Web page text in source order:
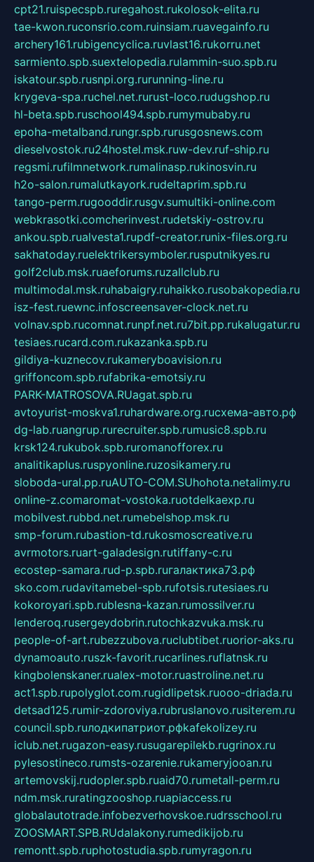
cpt21.ruispecspb.ruregahost.rukolosok-elita.ru
tae-kwon.ruconsrio.com.ruinsiam.ruavegainfo.ru
archery161.rubigencyclica.ruvlast16.rukorru.net
sarmiento.spb.suextelopedia.rulammin-suo.spb.ru
iskatour.spb.rusnpi.org.rurunning-line.ru
krygeva-spa.ruchel.net.rurust-loco.rudugshop.ru
hl-beta.spb.ruschool494.spb.rumymubaby.ru
epoha-metalband.rungr.spb.rurusgosnews.com
dieselvostok.ru24hostel.msk.ruw-dev.ruf-ship.ru
regsmi.rufilmnetwork.rumalinasp.rukinosvin.ru
h2o-salon.rumalutkayork.rudeltaprim.spb.ru
tango-perm.rugooddir.rusgv.sumultiki-online.com
webkrasotki.comcherinvest.rudetskiy-ostrov.ru
ankou.spb.rualvesta1.rupdf-creator.runix-files.org.ru
sakhatoday.ruelektrikersymboler.rusputnikyes.ru
golf2club.msk.ruaeforums.ruzallclub.ru
multimodal.msk.ruhabaigry.ruhaikko.rusobakopedia.ru
isz-fest.ruewnc.infoscreensaver-clock.net.ru
volnav.spb.rucomnat.runpf.net.ru7bit.pp.rukalugatur.ru
tesiaes.rucard.com.rukazanka.spb.ru
gildiya-kuznecov.rukameryboavision.ru
griffoncom.spb.rufabrika-emotsiy.ru
PARK-MATROSOVA.RUagat.spb.ru
avtoyurist-moskva1.ruhardware.org.ruсхема-авто.рф
dg-lab.ruangrup.rurecruiter.spb.rumusic8.spb.ru
krsk124.rukubok.spb.ruromanofforex.ru
analitikaplus.ruspyonline.ruzosikamery.ru
sloboda-ural.pp.ruAUTO-COM.SUhohota.netalimy.ru
online-z.comaromat-vostoka.ruotdelkaexp.ru
mobilvest.rubbd.net.rumebelshop.msk.ru
smp-forum.rubastion-td.rukosmoscreative.ru
avrmotors.ruart-galadesign.rutiffany-c.ru
ecostep-samara.rud-p.spb.ruгалактика73.рф
sko.com.rudavitamebel-spb.rufotsis.rutesiaes.ru
kokoroyari.spb.rublesna-kazan.rumossilver.ru
lenderoq.rusergeydobrin.rutochkazvuka.msk.ru
people-of-art.rubezzubova.ruclubtibet.ruorior-aks.ru
dynamoauto.ruszk-favorit.rucarlines.ruflatnsk.ru
kingbolenskaner.rualex-motor.ruastroline.net.ru
act1.spb.rupolyglot.com.rugidlipetsk.ruooo-driada.ru
detsad125.rumir-zdoroviya.rubruslanovo.rusiterem.ru
council.spb.ruлодкипатриот.рфkafekolizey.ru
iclub.net.rugazon-easy.rusugarepilekb.rugrinox.ru
pylesostineco.rumsts-ozarenie.rukameryjooan.ru
artemovskij.rudopler.spb.ruaid70.rumetall-perm.ru
ndm.msk.ruratingzooshop.ruapiaccess.ru
globalautotrade.infobezverhovskoe.rudrsschool.ru
ZOOSMART.SPB.RUdalakony.rumedikijob.ru
remontt.spb.ruphotostudia.spb.rumyragon.ru